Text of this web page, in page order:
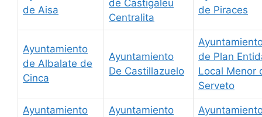
de Aisa
de Castigaleu
Centralita
de Piraces
Ayuntamiento
de Albalate de
Cinca
Ayuntamiento
De Castillazuelo
de Plan
Local Menor
Serveto
Ayuntamiento
Ayuntamiento